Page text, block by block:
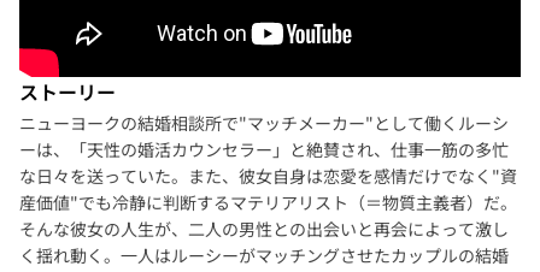
ストーリー
ニューヨークの結婚相談所で"マッチメーカー"として働くルーシ
ーは、「天性の婚活カウンセラー」と絶賛され、仕事一筋の多忙
な日々を送っていた。また、彼女自身は恋愛を感情だけでなく"資
産価値"でも冷静に判断するマテリアリスト（＝物質主義者）だ。
そんな彼女の人生が、二人の男性との出会いと再会によって激し
く揺れ動く。一人はルーシーがマッチングさせたカップルの結婚